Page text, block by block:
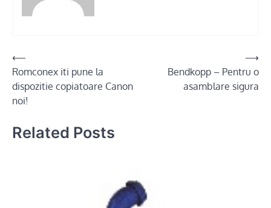
Post
navigation
⟵
Romconex iti pune la
dispozitie copiatoare Canon
noi!
Bendkopp – Pentru o
asamblare sigura
⟶
Related Posts